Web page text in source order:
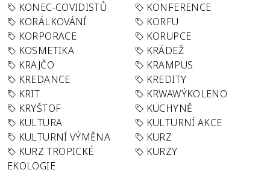
KONEC-COVIDISTŮ
KONFERENCE
KORÁLKOVÁNÍ
KORFU
KORPORACE
KORUPCE
KOSMETIKA
KRÁDEŽ
KRAJČO
KRAMPUS
KREDANCE
KREDITY
KRIT
KRWAWÝKOLENO
KRYŠTOF
KUCHYNĚ
KULTURA
KULTURNÍ AKCE
KULTURNÍ VÝMĚNA
KURZ
KURZ TROPICKÉ
EKOLOGIE
KURZY